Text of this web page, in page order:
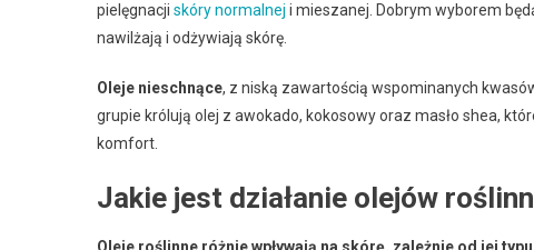
pielęgnacji skóry normalnej i mieszanej. Dobrym wyborem
nawilżają i odżywiają skórę.
Oleje nieschnące, z niską zawartością wspominanych
grupie królują olej z awokado, kokosowy oraz masło shea,
komfort.
Jakie jest działanie olejów